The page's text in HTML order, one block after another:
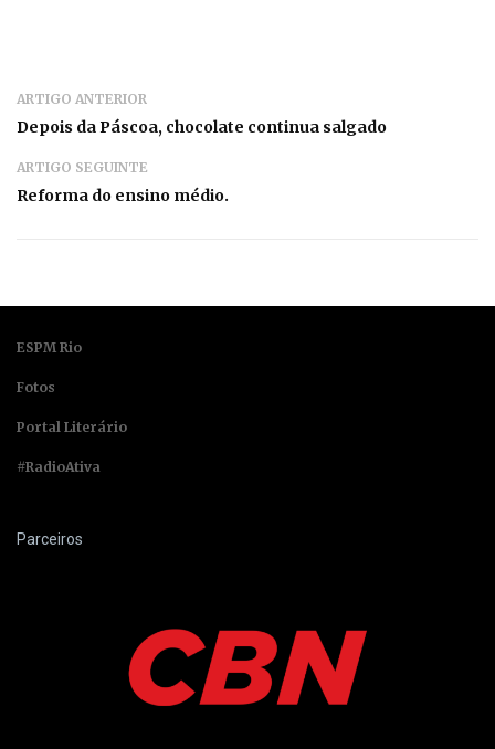
ARTIGO ANTERIOR
Depois da Páscoa, chocolate continua salgado
ARTIGO SEGUINTE
Reforma do ensino médio.
ESPM Rio
Fotos
Portal Literário
#RadioAtiva
Parceiros